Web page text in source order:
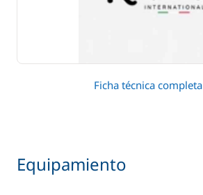
Ficha técnica completa
Equipamiento